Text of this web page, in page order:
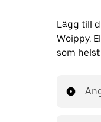
Lägg till
Woippy.
som